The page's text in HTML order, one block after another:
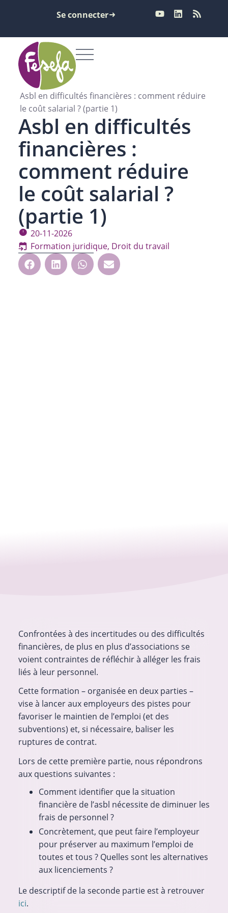
Se connecter
Asbl en difficultés financières : comment réduire
le coût salarial ? (partie 1)
Asbl en difficultés
financières :
comment réduire
le coût salarial ?
(partie 1)
20-11-2026
Formation juridique, Droit du travail
Confrontées à des incertitudes ou des difficultés
financières, de plus en plus d’associations se
voient contraintes de réfléchir à alléger les frais
liés à leur personnel.
Cette formation – organisée en deux parties –
vise à lancer aux employeurs des pistes pour
favoriser le maintien de l’emploi (et des
subventions) et, si nécessaire, baliser les
ruptures de contrat.
Lors de cette première partie, nous répondrons
aux questions suivantes :
Comment identifier que la situation
financière de l’asbl nécessite de diminuer les
frais de personnel ?
Concrètement, que peut faire l’employeur
pour préserver au maximum l’emploi de
toutes et tous ? Quelles sont les alternatives
aux licenciements ?
Le descriptif de la seconde partie est à retrouver
ici.